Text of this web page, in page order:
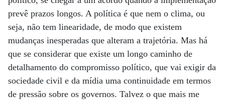
prevê prazos longos. A política é que nem o clima, ou
seja, não tem linearidade, de modo que existem
mudanças inesperadas que alteram a trajetória. Mas há
que se considerar que existe um longo caminho de
detalhamento do compromisso político, que vai exigir da
sociedade civil e da mídia uma continuidade em termos
de pressão sobre os governos. Talvez o que mais me